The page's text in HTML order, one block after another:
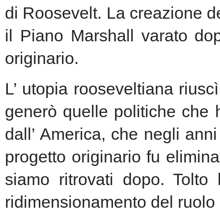
di Roosevelt. La creazione
il Piano Marshall varato
originario.
L’ utopia rooseveltiana
generò quelle politiche che
dall’ America, che negli
progetto originario fu
siamo ritrovati dopo.
ridimensionamento del